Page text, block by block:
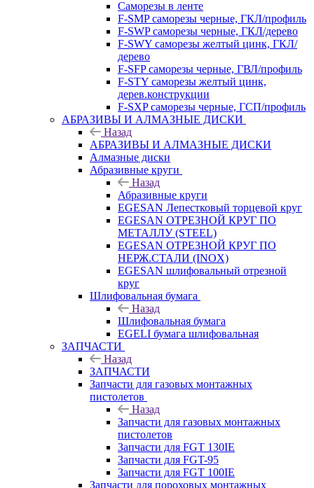
Саморезы в ленте
F-SMP саморезы черные, ГКЛ/профиль
F-SWP саморезы черные, ГКЛ/дерево
F-SWY саморезы желтый цинк, ГКЛ/
дерево
F-SFP саморезы черные, ГВЛ/профиль
F-STY саморезы желтый цинк,
дерев.конструкции
F-SXP саморезы черные, ГСП/профиль
АБРАЗИВЫ И АЛМАЗНЫЕ ДИСКИ
Назад
АБРАЗИВЫ И АЛМАЗНЫЕ ДИСКИ
Алмазные диски
Абразивные круги
Назад
Абразивные круги
EGESAN Лепестковый торцевой круг
EGESAN ОТРЕЗНОЙ КРУГ ПО
МЕТАЛЛУ (STEEL)
EGESAN ОТРЕЗНОЙ КРУГ ПО
НЕРЖ.СТАЛИ (INOX)
EGESAN шлифовальный отрезной
круг
Шлифовальная бумага
Назад
Шлифовальная бумага
EGELI бумага шлифовальная
ЗАПЧАСТИ
Назад
ЗАПЧАСТИ
Запчасти для газовых монтажных
пистолетов
Назад
Запчасти для газовых монтажных
пистолетов
Запчасти для FGT 130IE
Запчасти для FGT-95
Запчасти для FGT 100IE
Запчасти для пороховых монтажных